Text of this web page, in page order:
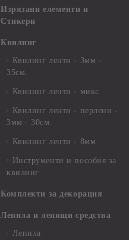
Изрязани елементи и
Стикери
Квилинг
Квилинг ленти - 3мм -
35см.
Квилинг ленти - микс
Квилинг ленти - перлени -
3мм - 30см.
Квилинг ленти - 8мм
Инструменти и пособия за
квилинг
Комплекти за декорация
Лепила и лепящи средства
Лепила